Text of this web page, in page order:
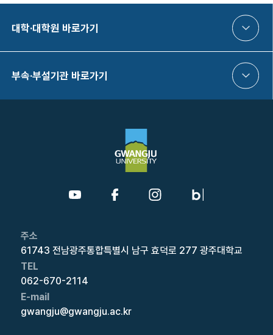
대학·대학원 바로가기
부속·부설기관 바로가기
주소
61743 전남광주통합특별시 남구 효덕로 277 광주대학교
TEL
062-670-2114
E-mail
gwangju@gwangju.ac.kr